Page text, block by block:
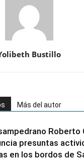
Bustillo
Más del autor
Roberto
presuntas
en los bordos de